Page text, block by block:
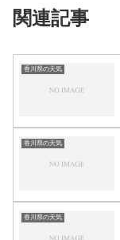
関連記事
香川県の天気
香川県の天気
香川県の天気